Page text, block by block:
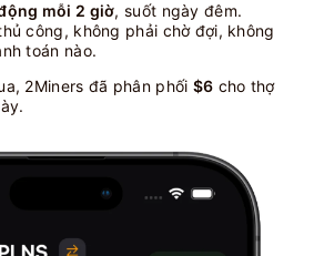
mỗi 2 giờ, suốt ngày đêm.
công, không phải chờ đợi, không
toán nào.
2Miners đã phân phối $6 cho thợ